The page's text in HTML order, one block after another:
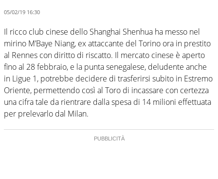
05/02/19 16:30
Il ricco club cinese dello Shanghai Shenhua ha messo nel
mirino M’Baye Niang, ex attaccante del Torino ora in prestito
al Rennes con diritto di riscatto. Il mercato cinese è aperto
fino al 28 febbraio, e la punta senegalese, deludente anche
in Ligue 1, potrebbe decidere di trasferirsi subito in Estremo
Oriente, permettendo così al Toro di incassare con certezza
una cifra tale da rientrare dalla spesa di 14 milioni effettuata
per prelevarlo dal Milan.